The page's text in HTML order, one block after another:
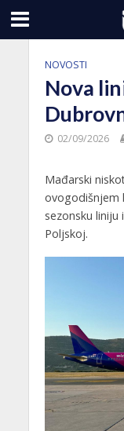
NOVOSTI
Nova
02/09/2026
Mađarski
ovogodišnjem
sezonsku liniju
Poljskoj.